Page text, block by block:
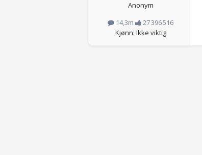
Anonym
14,3m
27 396 516
Kjønn: Ikke viktig